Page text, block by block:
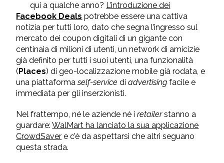
qui a qualche anno? L’introduzione dei
Facebook Deals potrebbe essere una cattiva
notizia per tutti loro, dato che segna l’ingresso sul
mercato dei coupon digitali di un gigante con
centinaia di milioni di utenti, un network di amicizie
già definito per tutti i suoi utenti, una funzionalità
(Places) di geo-localizzazione mobile già rodata, e
una piattaformaself-service diadvertising facile e
immediata per gli inserzionisti.
Nel frattempo, né le aziende né iretailerstanno a
guardare:WalMart ha lanciato la sua applicazione
CrowdSaver e c’è da aspettarsi che altri seguano
questa strada.